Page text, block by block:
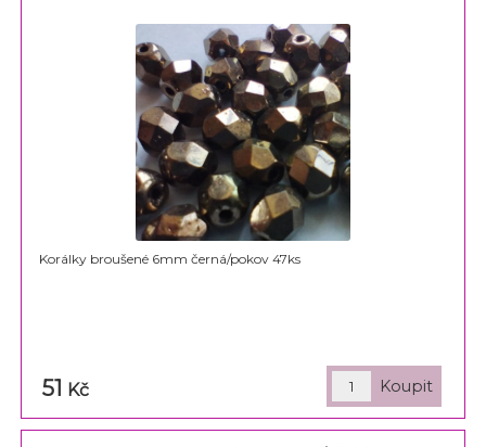
Korálky broušené 6mm černá/pokov 47ks
51 Kč